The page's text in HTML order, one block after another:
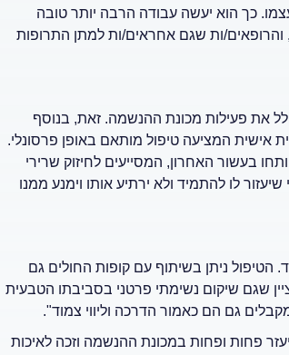
כך הוא יעשה עבודה הרבה יותר טובה
ות שגם אחראים/ות למתן התרופות
את פעילות מכונת ההנשמה. זאת, בנוסף
המציעה טיפול מותאם באופן פרסונלי.
בעשור האחרון, המסייעים לחיזוק שרירי
לו להתמיד ולא ירתיע אותו וימנע ממנו
הטיפול ניתן בשיתוף עם קופות החולים גם
שגם שיקום נשימתי פרטני בסביבתו הטבעית
גם הם כאמור הדרכה וליווי צמוד".
פחות ופחות במכונת ההנשמה וזכה לאיכות